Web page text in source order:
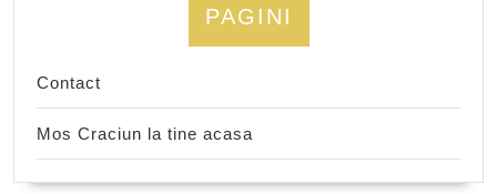
PAGINI
Contact
Mos Craciun la tine acasa